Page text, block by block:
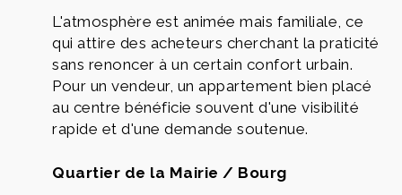
L'atmosphère est animée mais familiale, ce
qui attire des acheteurs cherchant la praticité
sans renoncer à un certain confort urbain.
Pour un vendeur, un appartement bien placé
au centre bénéficie souvent d'une visibilité
rapide et d'une demande soutenue.
Quartier de la Mairie / Bourg